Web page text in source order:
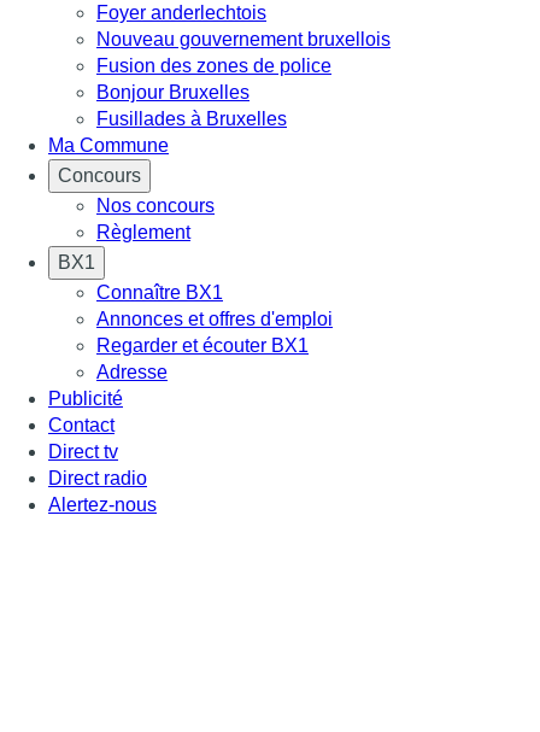
Foyer anderlechtois
Nouveau gouvernement bruxellois
Fusion des zones de police
Bonjour Bruxelles
Fusillades à Bruxelles
Ma Commune
Concours
Nos concours
Règlement
BX1
Connaître BX1
Annonces et offres d'emploi
Regarder et écouter BX1
Adresse
Publicité
Contact
Direct tv
Direct radio
Alertez-nous